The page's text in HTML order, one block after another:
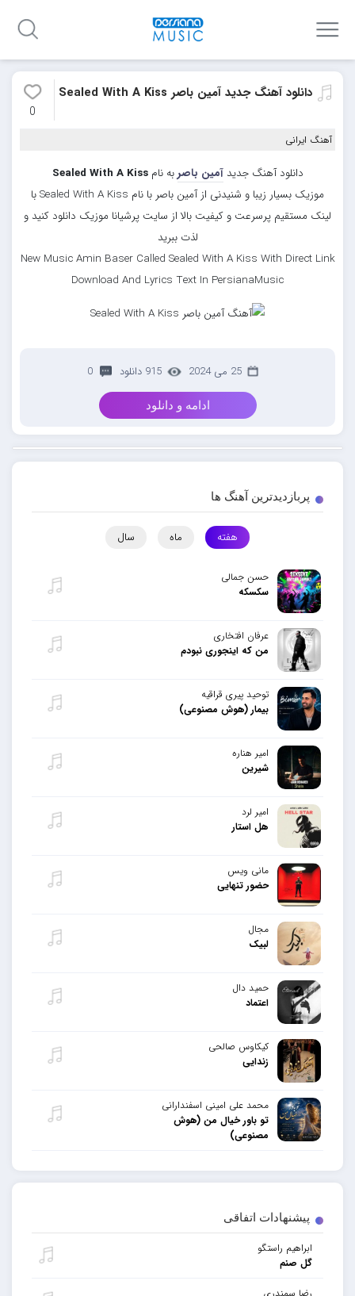
پیشنهادات اتفاقی
ابراهیم راستگو
گل صنم
دانلود آهنگ جدید آمین باصر Sealed With A Kiss
0
آهنگ ایرانی
دانلود آهنگ جدیدآمین باصربه نامSealed With A Kiss
موزیک بسیار زیبا و شنیدنی از آمین باصر با نام Sealed With A Kiss با
لینک مستقیم پرسرعت و کیفیت بالا از سایت پرشیانا موزیک دانلود کنید و
لذت ببرید
New Music Amin Baser Called Sealed With A Kiss With Direct Link
Download And Lyrics Text In PersianaMusic
25 می 2024 915 دانلود 0
ادامه و دانلود
پربازدیدترین آهنگ ها
هفته ماه سال
حسن جمالی
سکسکه
عرفان افتخاری
من که اینجوری نبودم
توحید پیری قراقیه
بیمار (هوش مصنوعی)
امیر هناره
شیرین
امیر لرد
هل استار
مانی ویس
حضور تنهایی
مجال
لبیک
حمید دال
اعتماد
کیکاوس صالحی
زندایی
محمد علی امینی اسفندارانی
تو باور خیال من (هوش
مصنوعی)